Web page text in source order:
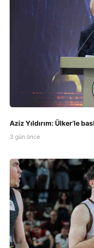
Aziz Yıldırım: Ülker’le
3 gün önce